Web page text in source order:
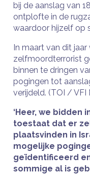
bij de aanslag van
ontplofte in de
waardoor hijzelf op
In maart van dit
zelfmoordterrorist
binnen te dringen
pogingen tot
verijdeld. (TOI / VFI
‘Heer, we bidden
toestaat dat er
plaatsvinden in
mogelijke
geïdentificeerd
sommige al is